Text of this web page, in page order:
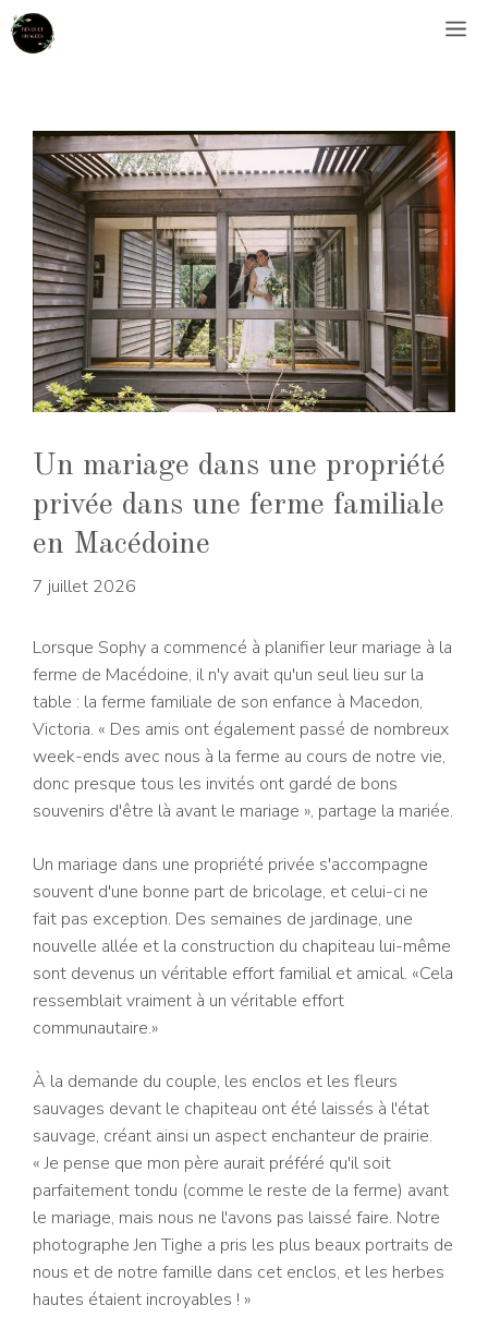
Aller
au
Un mariage dans une propriété
privée dans une ferme familiale
en Macédoine
7 juillet 2026
Lorsque Sophy a commencé à planifier leur mariage à la
ferme de Macédoine, il n'y avait qu'un seul lieu sur la
table : la ferme familiale de son enfance à Macedon,
Victoria. « Des amis ont également passé de nombreux
week-ends avec nous à la ferme au cours de notre vie,
donc presque tous les invités ont gardé de bons
souvenirs d'être là avant le mariage », partage la mariée.
Un mariage dans une propriété privée s'accompagne
souvent d'une bonne part de bricolage, et celui-ci ne
fait pas exception. Des semaines de jardinage, une
nouvelle allée et la construction du chapiteau lui-même
sont devenus un véritable effort familial et amical. «Cela
ressemblait vraiment à un véritable effort
communautaire.»
À la demande du couple, les enclos et les fleurs
sauvages devant le chapiteau ont été laissés à l'état
sauvage, créant ainsi un aspect enchanteur de prairie.
« Je pense que mon père aurait préféré qu'il soit
parfaitement tondu (comme le reste de la ferme) avant
le mariage, mais nous ne l'avons pas laissé faire. Notre
photographe Jen Tighe a pris les plus beaux portraits de
nous et de notre famille dans cet enclos, et les herbes
hautes étaient incroyables ! »